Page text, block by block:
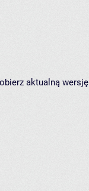
aktualną wersję